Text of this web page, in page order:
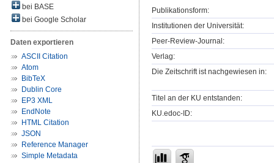
bei BASE
bei Google Scholar
Daten exportieren
ASCII Citation
Atom
BibTeX
Dublin Core
EP3 XML
EndNote
HTML Citation
JSON
Reference Manager
Simple Metadata
Publikationsform:
Institutionen der Universität:
Peer-Review-Journal:
Verlag:
Die Zeitschrift ist nachgewiesen in:
Titel an der KU entstanden:
KU.edoc-ID: